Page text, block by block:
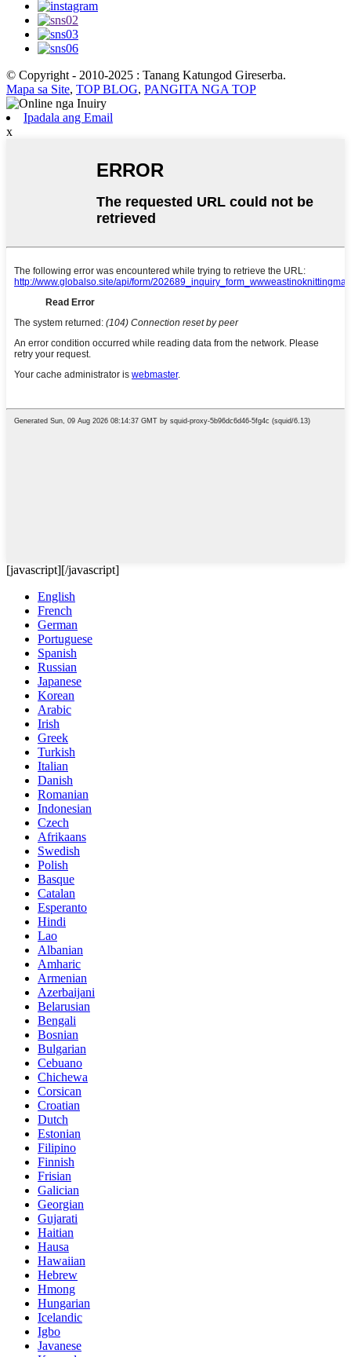
© Copyright - 2010-2025 : Tanang Katungod Gireserba.
Mapa sa Site, TOP BLOG, PANGITA NGA TOP
Ipadala ang Email
x
[javascript][/javascript]
English
French
German
Portuguese
Spanish
Russian
Japanese
Korean
Arabic
Irish
Greek
Turkish
Italian
Danish
Romanian
Indonesian
Czech
Afrikaans
Swedish
Polish
Basque
Catalan
Esperanto
Hindi
Lao
Albanian
Amharic
Armenian
Azerbaijani
Belarusian
Bengali
Bosnian
Bulgarian
Cebuano
Chichewa
Corsican
Croatian
Dutch
Estonian
Filipino
Finnish
Frisian
Galician
Georgian
Gujarati
Haitian
Hausa
Hawaiian
Hebrew
Hmong
Hungarian
Icelandic
Igbo
Javanese